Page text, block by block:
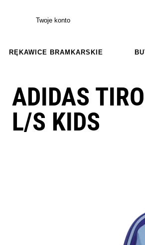
Twoje konto
RĘKAWICE BRAMKARSKIE
ADIDAS
L/S KIDS